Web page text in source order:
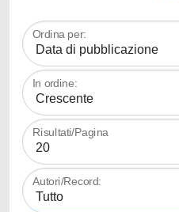
Ordina per:
In ordine:
Risultati/Pagina
Autori/Record: